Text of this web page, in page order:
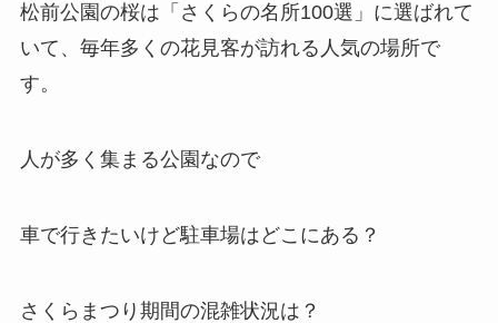
松前公園の桜は「さくらの名所100選」に選ばれて
いて、毎年多くの花見客が訪れる人気の場所で
す。
人が多く集まる公園なので
車で行きたいけど駐車場はどこにある？
さくらまつり期間の混雑状況は？